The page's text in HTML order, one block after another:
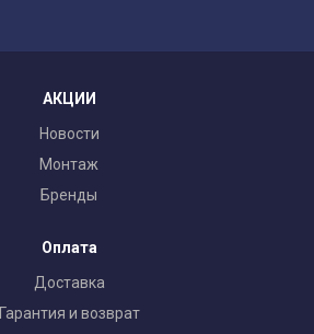
АКЦИИ
Новости
Монтаж
Бренды
Оплата
Доставка
Гарантия и возврат